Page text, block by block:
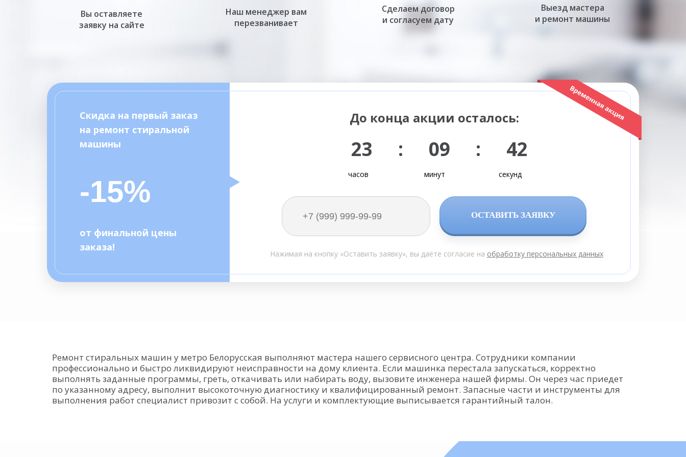
23 : 09 : 41
До конца акции осталось:
Скидка на первый заказ
на ремонт стиральной
машины
от финальной цены
заказа!
-15%
ОСТАВИТЬ ЗАЯВКУ
Нажимая на кнопку «Оставить заявку», вы даёте согласие на обработку персональных данных
секунд
минут
часов
Выезд мастера
и ремонт машины
Сделаем договор
и согласуем дату
Наш менеджер вам
перезванивает
Вы оставляете
заявку на сайте
Ремонт стиральных машин у метро Белорусская выполняют мастера нашего сервисного центра. Сотрудники компании
профессионально и быстро ликвидируют неисправности на дому клиента. Если машинка перестала запускаться, корректно
выполнять заданные программы, греть, откачивать или набирать воду, вызовите инженера нашей фирмы. Он через час приедет
по указанному адресу, выполнит высокоточную диагностику и квалифицированный ремонт. Запасные части и инструменты для
выполнения работ специалист привозит с собой. На услуги и комплектующие выписывается гарантийный талон.